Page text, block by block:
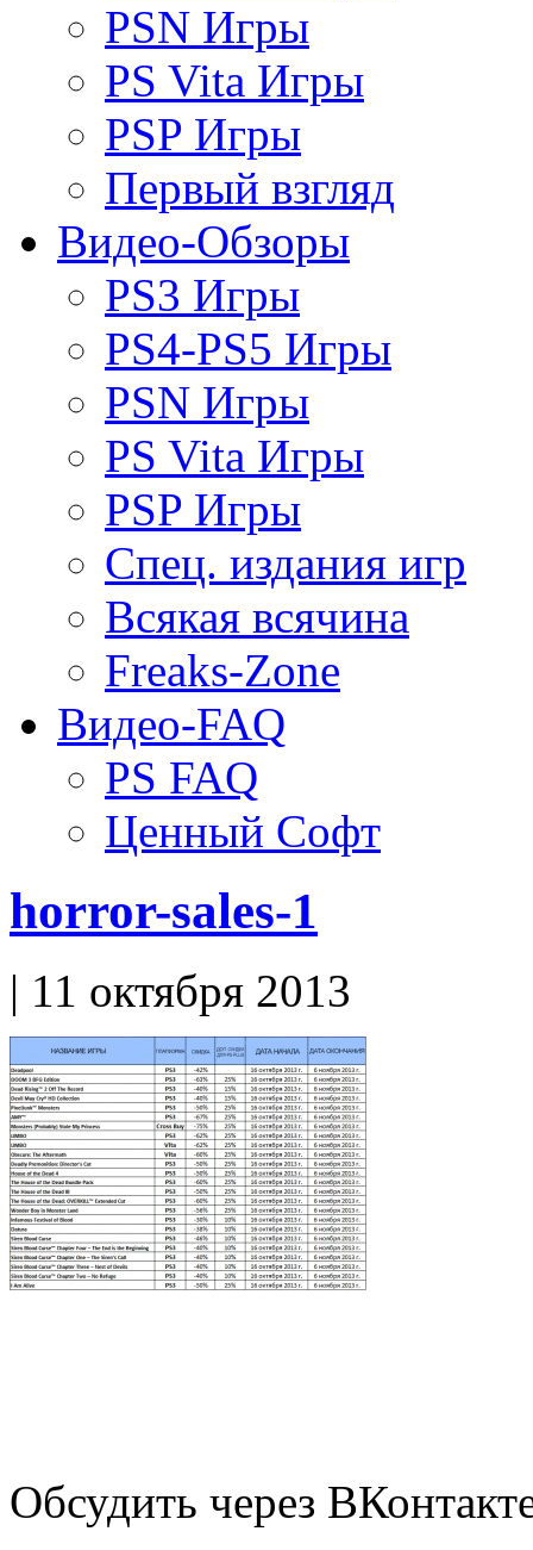
PSN Игры
PS Vita Игры
PSP Игры
Первый взгляд
Видео-Обзоры
PS3 Игры
PS4-PS5 Игры
PSN Игры
PS Vita Игры
PSP Игры
Спец. издания игр
Всякая всячина
Freaks-Zone
Видео-FAQ
PS FAQ
Ценный Софт
horror-sales-1
| 11 октября 2013
Обсудить через